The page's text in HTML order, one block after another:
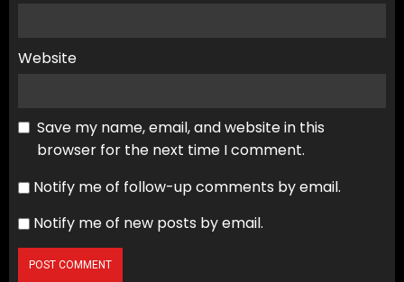
Website
Save my name, email, and website in this
browser for the next time I comment.
Notify me of follow-up comments by email.
Notify me of new posts by email.